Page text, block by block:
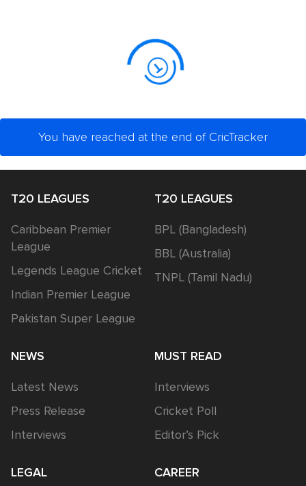
You have reached at the end of CricTracker
T20 LEAGUES
Caribbean Premier
League
Legends League Cricket
Indian Premier League
Pakistan Super League
T20 LEAGUES
BPL (Bangladesh)
BBL (Australia)
TNPL (Tamil Nadu)
NEWS
Latest News
Press Release
Interviews
MUST READ
Interviews
Cricket Poll
Editor’s Pick
LEGAL CAREER